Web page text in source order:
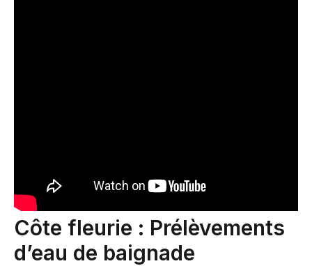
Côte fleurie : Prélèvements
d’eau de baignade